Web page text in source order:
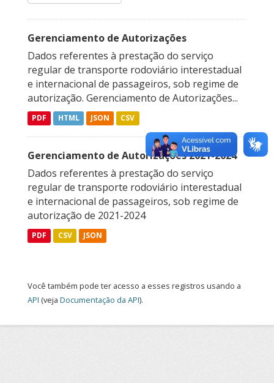
Gerenciamento de Autorizações
Dados referentes à prestação do serviço
regular de transporte rodoviário interestadual
e internacional de passageiros, sob regime de
autorização. Gerenciamento de Autorizações...
PDF HTML JSON CSV
Gerenciamento de Autorizações 2021-2024
Dados referentes à prestação do serviço
regular de transporte rodoviário interestadual
e internacional de passageiros, sob regime de
autorização de 2021-2024
PDF CSV JSON
Você também pode ter acesso a esses registros usando a
API (veja Documentação da API).